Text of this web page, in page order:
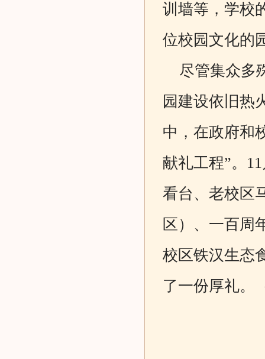
训墙等，学校
位校园文化的
尽管集众多
园建设依旧热
中，在政府和
献礼工程”。
看台、老校区
区）、一百周
校区铁汉生态
了一份厚礼。